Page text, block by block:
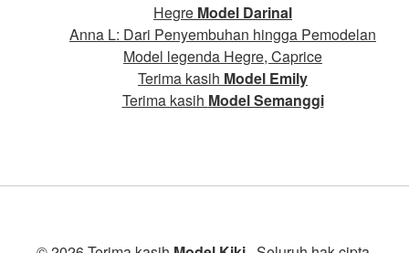
Hegre Model Darinal
Anna L: Dari Penyembuhan hingga Pemodelan
Model legenda Hegre, Caprice
Terima kasih Model Emily
Terima kasih Model Semanggi